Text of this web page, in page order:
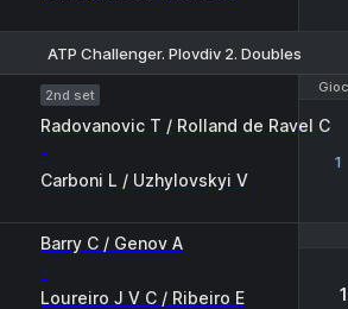
ATP Challenger. Plovdiv 2. Doubles
2nd set
Radovanovic T / Rolland de Ravel C
-
Carboni L / Uzhylovskyi V
1
Barry C / Genov A
-
Loureiro J V C / Ribeiro E